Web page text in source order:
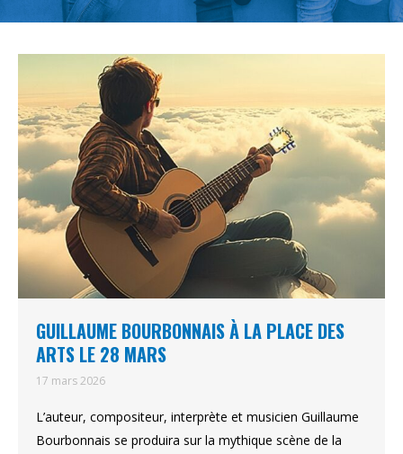
GUILLAUME BOURBONNAIS À LA PLACE DES
ARTS LE 28 MARS
17 mars 2026
L’auteur, compositeur, interprète et musicien Guillaume
Bourbonnais se produira sur la mythique scène de la